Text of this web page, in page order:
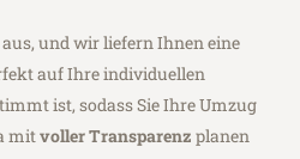
aus, und wir liefern Ihnen eine
auf Ihre individuellen
ist, sodass Sie Ihre Umzug
mitvoller Transparenz planen